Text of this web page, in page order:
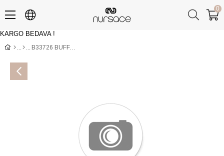
KARGO BEDAVA !
0
B33726 BUFFALO 740-FINDIK